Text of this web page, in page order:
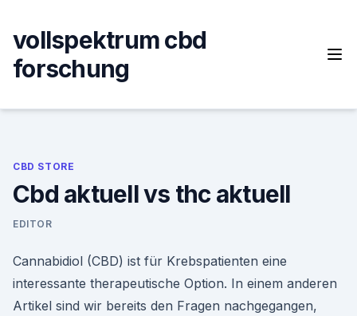
content
vollspektrum cbd
forschung
CBD STORE
Cbd aktuell vs thc aktuell
EDITOR
Cannabidiol (CBD) ist für Krebspatienten eine
interessante therapeutische Option. In einem anderen
Artikel sind wir bereits den Fragen nachgegangen,